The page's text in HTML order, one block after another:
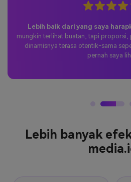
Lebih baik dari yang saya
mungkin terlihat buatan, tapi proporsi,
dinamisnya terasa otentik-sama
pernah saya
Lebih banyak